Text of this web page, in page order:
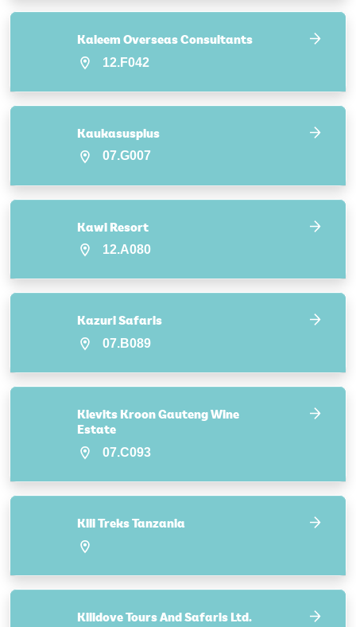
Kaleem Overseas Consultants
12.F042
Kaukasusplus
07.G007
Kawi Resort
12.A080
Kazuri Safaris
07.B089
Kievits Kroon Gauteng Wine
Estate
07.C093
Kili Treks Tanzania
Kilidove Tours And Safaris Ltd.